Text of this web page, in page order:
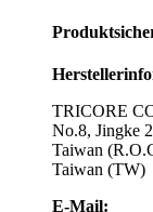
TRICORE
No.8, Jingke
Taiwan
Taiwan (TW)
E-Mail: